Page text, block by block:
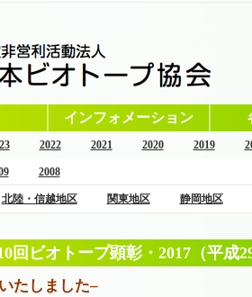
インフォメーション
2022 2021 2020 2019
2008
北陸・信越地区 関東地区 静岡地区
回ビオトープ顕彰・2017（平成
たしました–